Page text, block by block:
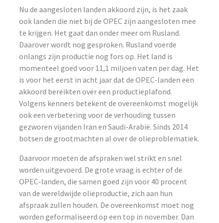
Nu de aangesloten landen akkoord zijn, is het zaak
ook landen die niet bij de OPEC zijn aangesloten mee
te krijgen. Het gaat dan onder meer om Rusland.
Daarover wordt nog gesproken. Rusland voerde
onlangs zijn productie nog fors op. Het land is
momenteel goed voor 11,1 miljoen vaten per dag. Het
is voor het eerst in acht jaar dat de OPEC-landen een
akkoord bereikten over een productieplafond.
Volgens kenners betekent de overeenkomst mogelijk
ook een verbetering voor de verhouding tussen
gezworen vijanden Iran en Saudi-Arabië. Sinds 2014
botsen de grootmachten al over de olieproblematiek.
Daarvoor moeten de afspraken wel strikt en snel
worden uitgevoerd. De grote vraag is echter of de
OPEC-landen, die samen goed zijn voor 40 procent
van de wereldwijde olieproductie, zich aan hun
afspraak zullen houden. De overeenkomst moet nog
worden geformaliseerd op een top in november. Dan